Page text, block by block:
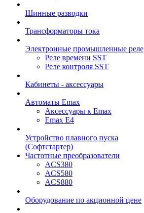
Шинные разводки
Трансформаторы тока
Электронные промышленные реле
Реле времени SST
Реле контроля SST
Кабинеты - аксессуары
Автоматы Emax
Аксессуары к Emax
Emax E4
Устройство плавного пуска
(Софтстартер)
Частотные преобразователи
ACS380
ACS580
ACS880
Оборудование по акционной цене